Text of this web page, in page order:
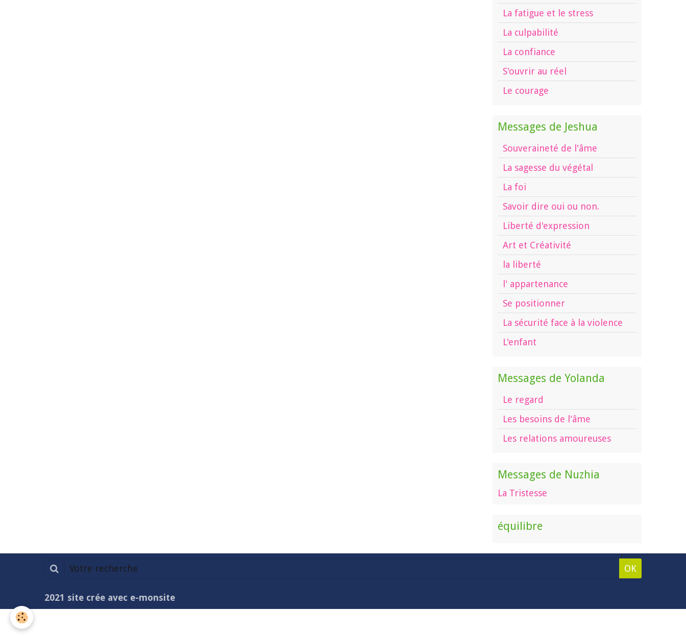
La fatigue et le stress
La culpabilité
La confiance
S'ouvrir au réel
Le courage
Messages de Jeshua
Souveraineté de l'âme
La sagesse du végétal
La foi
Savoir dire oui ou non.
Liberté d'expression
Art et Créativité
la liberté
l' appartenance
Se positionner
La sécurité face à la violence
L'enfant
Messages de Yolanda
Le regard
Les besoins de l'âme
Les relations amoureuses
Messages de Nuzhia
La Tristesse
équilibre
OK
2021 site crée avec e-monsite